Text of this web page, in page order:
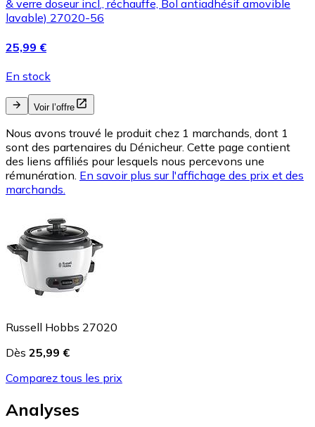
& verre doseur incl., réchauffe, Bol antiadhésif amovible
lavable) 27020-56
25,99 €
En stock
Voir l’offre
Nous avons trouvé le produit chez 1 marchands, dont 1
sont des partenaires du Dénicheur. Cette page contient
des liens affiliés pour lesquels nous percevons une
rémunération. En savoir plus sur l'affichage des prix et des
marchands.
Russell Hobbs 27020
Dès 25,99 €
Comparez tous les prix
Analyses